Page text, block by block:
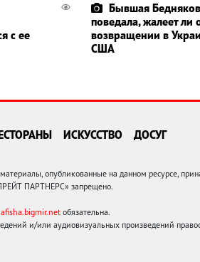
с ее
Бывшая
поведала, жалеет ли
возвращении в
США
ИСКУССТВО ДОСУГ
опубликованные на данном ресурсе,
ПАРТНЕРС» запрещено.
afisha.bigmir.net обязательна.
и/или аудиовизуальных произведений